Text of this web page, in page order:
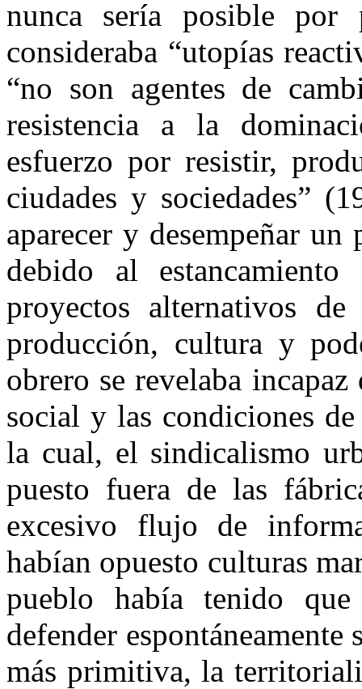
nunca sería posible
consideraba “utopías
“no son agentes de
resistencia a la
esfuerzo por resistir,
ciudades y sociedades”
aparecer y desempeñar
debido al
proyectos alternativos
producción, cultura y
obrero se revelaba
social y las condiciones
la cual, el sindicalismo
puesto fuera de las
excesivo flujo de
habían opuesto culturas
pueblo había tenido
defender espontáneamente
más primitiva, la